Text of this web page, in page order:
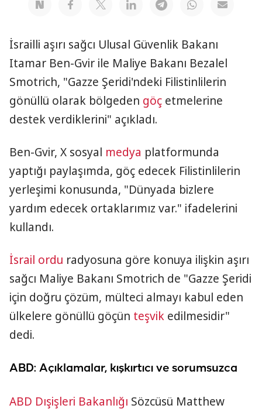
İsrailli aşırı sağcı Ulusal Güvenlik Bakanı
Itamar Ben-Gvir ile Maliye Bakanı Bezalel
Smotrich, "Gazze Şeridi'ndeki Filistinlilerin
gönüllü olarak bölgeden göç etmelerine
destek verdiklerini" açıkladı.
Ben-Gvir, X sosyal medya platformunda
yaptığı paylaşımda, göç edecek Filistinlilerin
yerleşimi konusunda, "Dünyada bizlere
yardım edecek ortaklarımız var." ifadelerini
kullandı.
İsrail ordu radyosuna göre konuya ilişkin aşırı
sağcı Maliye Bakanı Smotrich de "Gazze Şeridi
için doğru çözüm, mülteci almayı kabul eden
ülkelere gönüllü göçün teşvik edilmesidir"
dedi.
ABD: Açıklamalar, kışkırtıcı ve sorumsuzca
ABD Dışişleri Bakanlığı Sözcüsü Matthew